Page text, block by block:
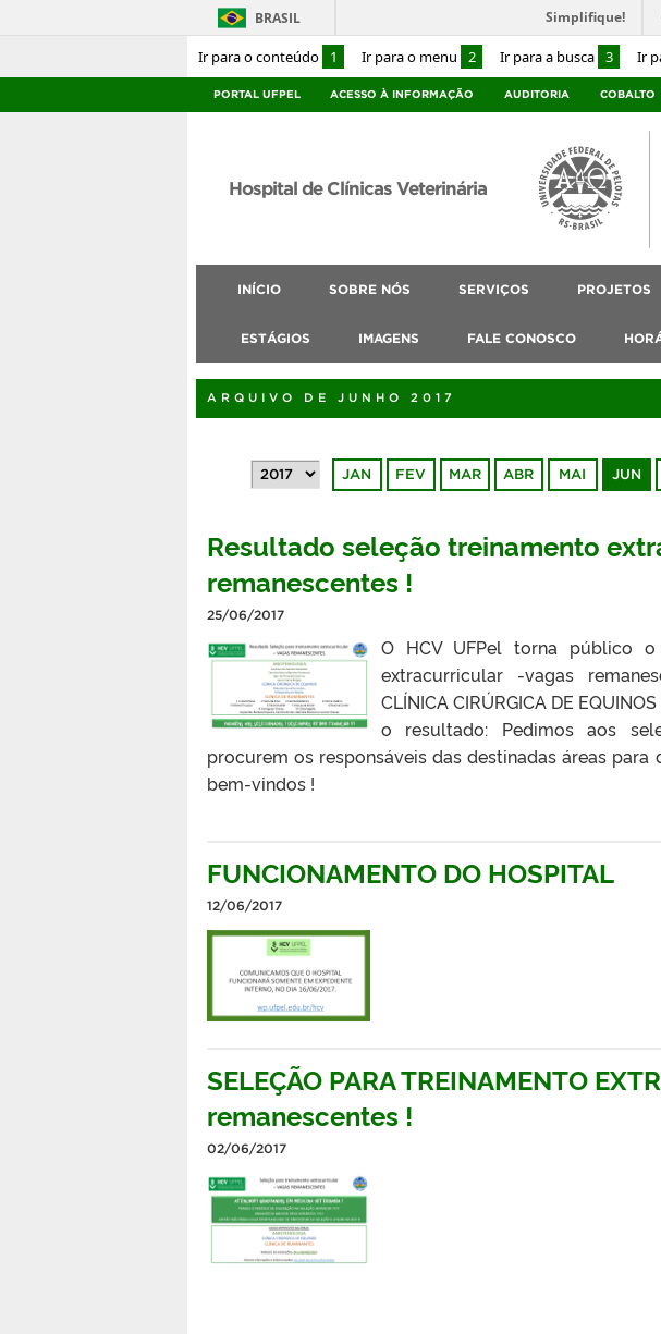
Ir para o conteúdo 1 Ir para o menu 2 Ir para a busca 3 Ir
BRASIL Simplifique!
PORTAL UFPEL ACESSO À INFORMAÇÃO AUDITORIA COBALTO
Hospital de Clínicas Veterinária
INÍCIO SOBRE NÓS SERVIÇOS PROJETOS
ESTÁGIOS IMAGENS FALE CONOSCO
ARQUIVO DE JUNHO 2017
JAN FEV MAR ABR MAI JUN
Resultado seleção treinamento
remanescentes !
25/06/2017
O HCV UFPel torna público
extracurricular -vagas
CLÍNICA CIRÚRGICA DE
o resultado: Pedimos aos
procurem os responsáveis das destinadas áreas
bem-vindos !
FUNCIONAMENTO DO HOSPITAL
12/06/2017
SELEÇÃO PARA TREINAMENTO
remanescentes !
02/06/2017